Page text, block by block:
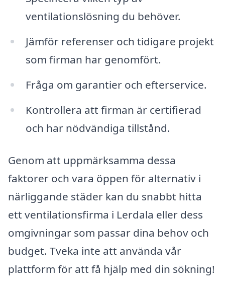
ventilationslösning du behöver.
Jämför referenser och tidigare projekt
som firman har genomfört.
Fråga om garantier och efterservice.
Kontrollera att firman är certifierad
och har nödvändiga tillstånd.
Genom att uppmärksamma dessa
faktorer och vara öppen för alternativ i
närliggande städer kan du snabbt hitta
ett ventilationsfirma i Lerdala eller dess
omgivningar som passar dina behov och
budget. Tveka inte att använda vår
plattform för att få hjälp med din sökning!